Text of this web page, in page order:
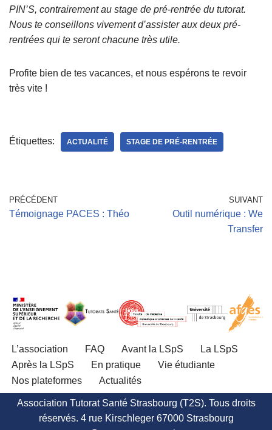
PIN’S, contrairement au stage de pré-rentrée du tutorat.
Nous te conseillons vivement d’assister aux deux pré-
rentrées qui te seront chacune très utile.
Profite bien de tes vacances, et nous espérons te revoir
très vite !
Étiquettes: ACTUALITÉ STAGE DE PRÉ-RENTRÉE
PRÉCÉDENT
Témoignage PACES : Théo
SUIVANT
Outil numérique : We
Transfer
L’association FAQ Avant la LSpS
La LSpS
Après la LSpS
En pratique
Vie étudiante
Nos plateformes
Actualités
Association Tutorat Santé Strasbourg (T2S). Tous droits
réservés. 4 rue Kirschleger 67000 Strasbourg